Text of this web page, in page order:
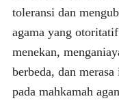
toleransi dan
agama yang
menekan,
berbeda, dan
pada mahkamah